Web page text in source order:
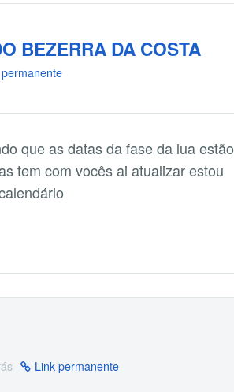
BEZERRA DA COSTA
que as datas da fase da lua estão
tem com vocês ai atualizar estou
Link permanente